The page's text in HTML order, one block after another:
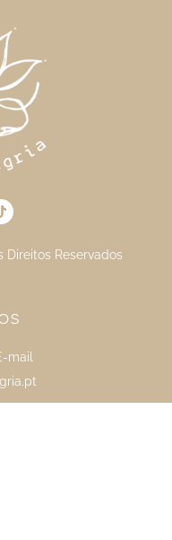
Direitos Reservados
mail